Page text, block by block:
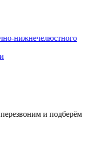
нижнечелюстного
и подберём